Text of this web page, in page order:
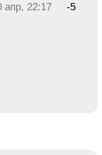
апр, 22:17 -5